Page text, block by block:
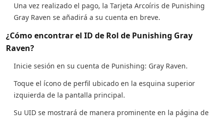
Una vez realizado el pago, la Tarjeta Arcoíris de Punishing
Gray Raven se añadirá a su cuenta en breve.
¿Cómo encontrar el ID de Rol de Punishing Gray
Raven?
Inicie sesión en su cuenta de Punishing: Gray Raven.
Toque el ícono de perfil ubicado en la esquina superior
izquierda de la pantalla principal.
Su UID se mostrará de manera prominente en la página de